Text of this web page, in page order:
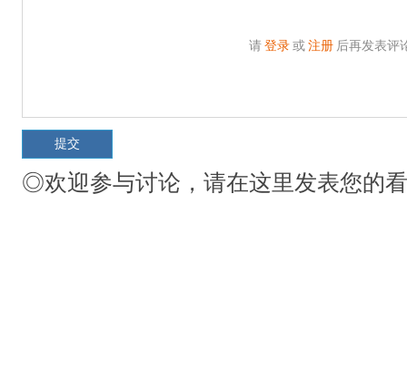
请 登录 或 注册 后再发表评
◎欢迎参与讨论，请在这里发表您的